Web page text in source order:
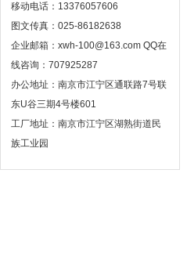
移动电话：13376057606
图文传真：025-86182638
企业邮箱：xwh-100@163.com QQ在
线咨询：707925287
办公地址：南京市江宁区通联路7号联
东U谷三期4号楼601
工厂地址：南京市江宁区湖熟街道民
族工业园